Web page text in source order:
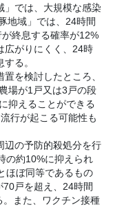
」では、大規模な感染
地域」では、24時間
終息する確率が12%
広がりにくく、24時
る。
を検討したところ、
場が1戸又は3戸の段
抑えることができる
行が起こる可能性も
辺の予防的殺処分を行
の約10%に抑えられ
ほぼ同等であるもの
戸を超え、24時間
また、ワクチン接種